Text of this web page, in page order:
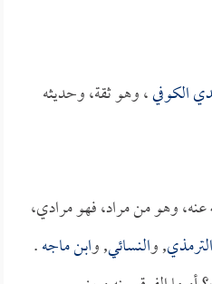
الكوفي، وهو ثقة، وحديثه
وهو من مراد، فهو مرادي،
الترمذي, والنسائي, وابن ماجه.